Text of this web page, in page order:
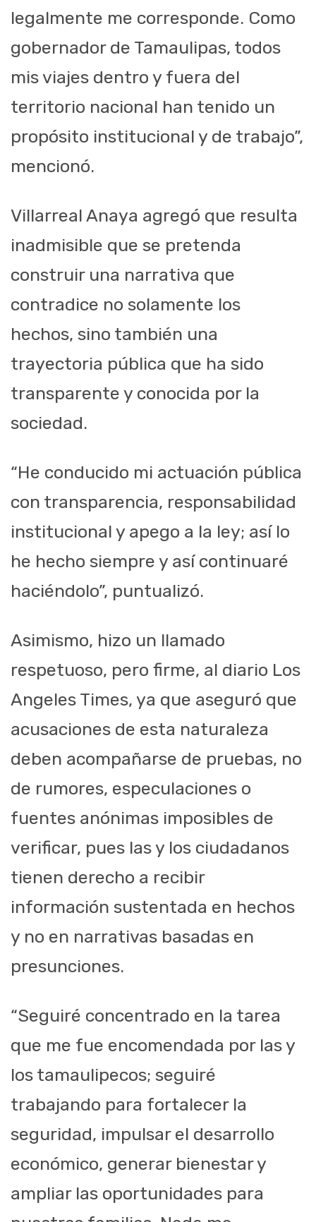
legalmente me corresponde. Como
gobernador de Tamaulipas, todos
mis viajes dentro y fuera del
territorio nacional han tenido un
propósito institucional y de trabajo”,
mencionó.
Villarreal Anaya agregó que resulta
inadmisible que se pretenda
construir una narrativa que
contradice no solamente los
hechos, sino también una
trayectoria pública que ha sido
transparente y conocida por la
sociedad.
“He conducido mi actuación pública
con transparencia, responsabilidad
institucional y apego a la ley; así lo
he hecho siempre y así continuaré
haciéndolo”, puntualizó.
Asimismo, hizo un llamado
respetuoso, pero firme, al diario Los
Angeles Times, ya que aseguró que
acusaciones de esta naturaleza
deben acompañarse de pruebas, no
de rumores, especulaciones o
fuentes anónimas imposibles de
verificar, pues las y los ciudadanos
tienen derecho a recibir
información sustentada en hechos
y no en narrativas basadas en
presunciones.
“Seguiré concentrado en la tarea
que me fue encomendada por las y
los tamaulipecos; seguiré
trabajando para fortalecer la
seguridad, impulsar el desarrollo
económico, generar bienestar y
ampliar las oportunidades para